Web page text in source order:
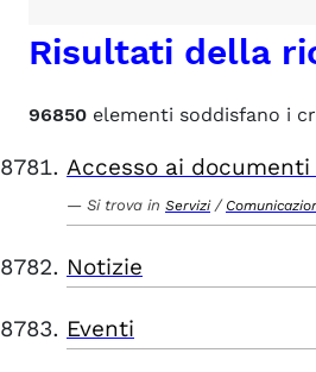
Risultati della
96850 elementi soddisfano i
Accesso ai
Si trova in Servizi /
Notizie
Eventi